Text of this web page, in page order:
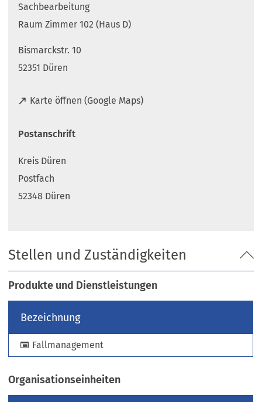
Sachbearbeitung
Raum Zimmer 102 (Haus D)
Bismarckstr. 10
52351 Düren
Karte öffnen (Google Maps)
(
f
e
t
i
e
m
n
e
n
T
a
)
Postanschrift
Kreis Düren
Postfach
52348 Düren
Stellen und Zuständigkeiten
Produkte und Dienstleistungen
Bezeichnung
Fallmanagement
Organisationseinheiten